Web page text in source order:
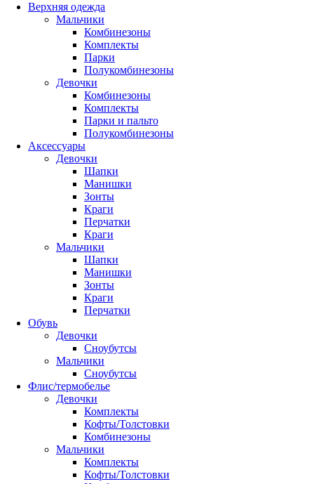
Верхняя одежда
Мальчики
Комбинезоны
Комплекты
Парки
Полукомбинезоны
Девочки
Комбинезоны
Комплекты
Парки и пальто
Полукомбинезоны
Аксессуары
Девочки
Шапки
Манишки
Зонты
Краги
Перчатки
Краги
Мальчики
Шапки
Манишки
Зонты
Краги
Перчатки
Обувь
Девочки
Сноубутсы
Мальчики
Сноубутсы
Флис/термобелье
Девочки
Комплекты
Кофты/Толстовки
Комбинезоны
Мальчики
Комплекты
Кофты/Толстовки